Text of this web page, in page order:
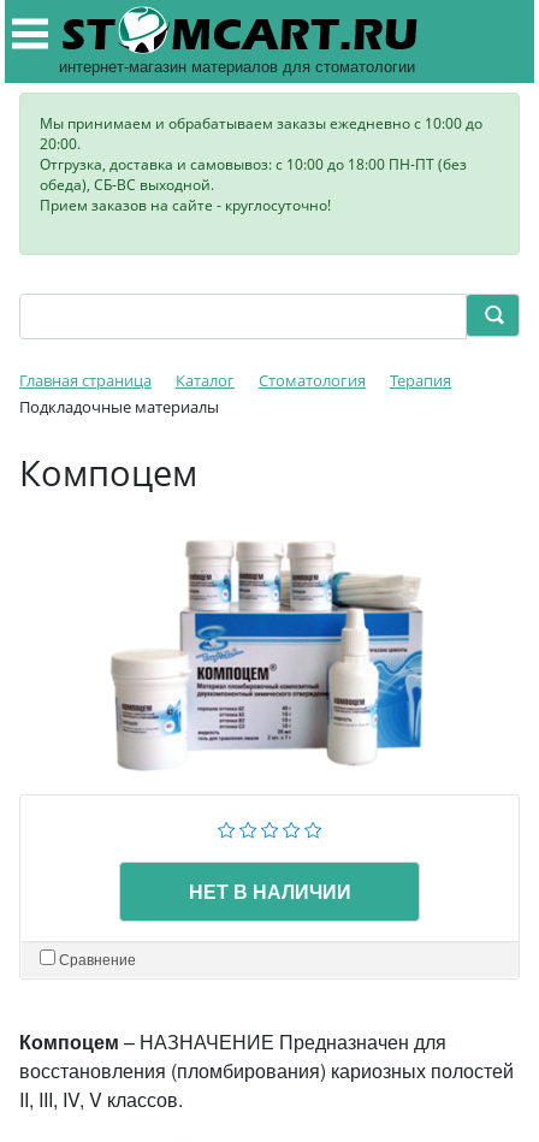
интернет-магазин материалов для стоматологии
Мы принимаем и обрабатываем заказы ежедневно с 10:00 до
20:00.
Отгрузка, доставка и самовывоз: с 10:00 до 18:00 ПН-ПТ (без
обеда), СБ-ВС выходной.
Прием заказов на сайте - круглосуточно!
Главная страница Каталог Стоматология
Терапия
Подкладочные материалы
Компоцем
НЕТ В НАЛИЧИИ
Сравнение
Компоцем – НАЗНАЧЕНИЕ Предназначен для
восстановления (пломбирования) кариозных полостей
II, III, IV, V классов.